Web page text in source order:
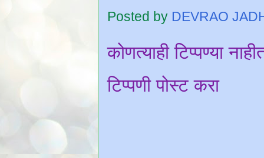
Posted by DEVRAO
कोणत्याही टिप्पण्‍या
टिप्पणी पोस्ट करा